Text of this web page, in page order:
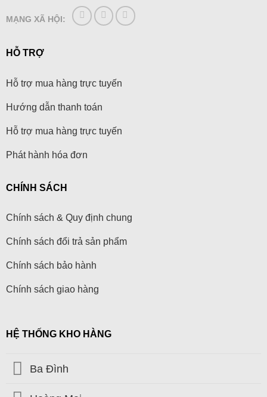
MẠNG XÃ HỘI:
HỖ TRỢ
Hỗ trợ mua hàng trực tuyến
Hướng dẫn thanh toán
Hỗ trợ mua hàng trực tuyến
Phát hành hóa đơn
CHÍNH SÁCH
Chính sách & Quy định chung
Chính sách đổi trả sản phẩm
Chính sách bảo hành
Chính sách giao hàng
HỆ THỐNG KHO HÀNG
Ba Đình